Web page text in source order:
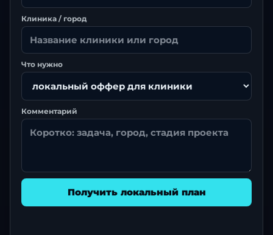
Клиника / город
Что нужно
Комментарий
Получить локальный план